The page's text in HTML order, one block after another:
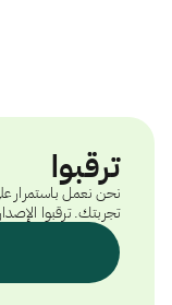
ترقبوا
نحن نعمل باستمرار
تجربتك. ترقبوا